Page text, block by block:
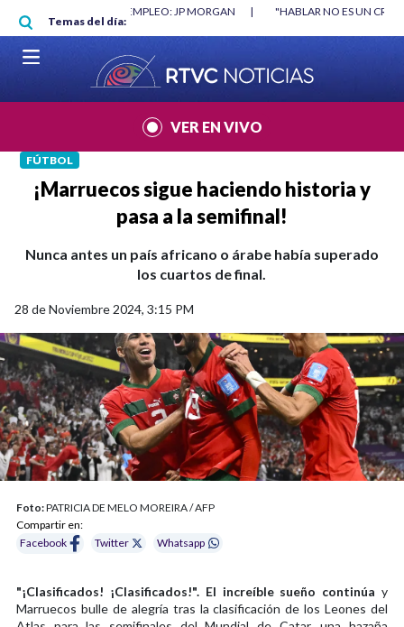
Pasar al contenido principal
Temas del día:
"HABLAR NO ES UN CRIMEN": CARTA DE BETO CORAL |
VER EN VIVO
FÚTBOL
¡Marruecos sigue haciendo historia y
pasa a la semifinal!
Nunca antes un país africano o árabe había superado
los cuartos de final.
28 de Noviembre 2024, 3:15 PM
Foto:PATRICIA DE MELO MOREIRA / AFP
Compartir en:
Facebook
Twitter Whatsapp
"¡Clasificados! ¡Clasificados!". El increíble sueño continúa y
Marruecos bulle de alegría tras la clasificación de los Leones del